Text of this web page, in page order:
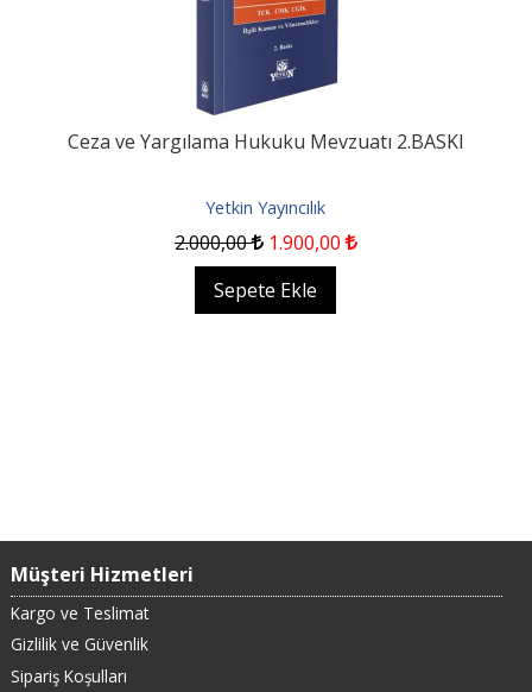
Ceza ve Yargılama Hukuku Mevzuatı 2.BASKI
Yetkin Yayıncılık
2.000,00 1.900,00
Sepete Ekle
Müşteri Hizmetleri
Kargo ve Teslimat
Gizlilik ve Güvenlik
Sipariş Koşulları